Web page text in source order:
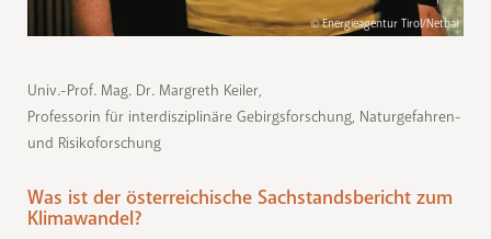
© Energieagentur Tirol/Netbal
Univ.-Prof. Mag. Dr. Margreth Keiler,
Professorin für interdisziplinäre Gebirgsforschung, Naturgefahren-
und Risikoforschung
Was ist der österreichische Sachstandsbericht zum
Klimawandel?